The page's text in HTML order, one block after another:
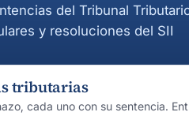
del Tribunal
y resoluciones del SII
tributarias
cada uno con su sentencia.